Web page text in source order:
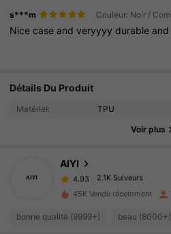
s***m
Nicecase andveryyyydurable and
Détails Du Produit
Matériel: TPU
Voir plus
AIYI
4.93
2.1K Suiveurs
2.1K Suiveurs
4.93
5***9
a suiviIl y a 1 jour
4.93
2.1K Suiveurs
4.93 2.1K Suiveurs
45K Vendu récemment
bonne qualité (9999+) beau (8000+)